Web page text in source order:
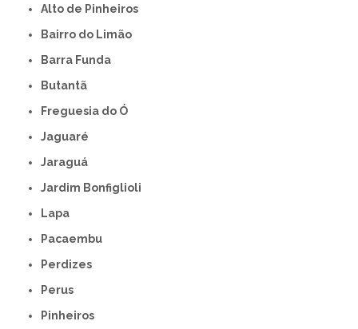
Alto de Pinheiros
Bairro do Limão
Barra Funda
Butantã
Freguesia do Ó
Jaguaré
Jaraguá
Jardim Bonfiglioli
Lapa
Pacaembu
Perdizes
Perus
Pinheiros